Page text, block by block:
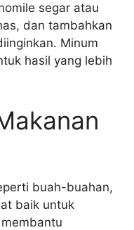
segar atau
dan tambahkan
Minum
hasil yang lebih
buah-buahan,
baik untuk